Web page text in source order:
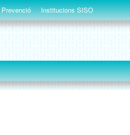
Prevenció Institucions SISO